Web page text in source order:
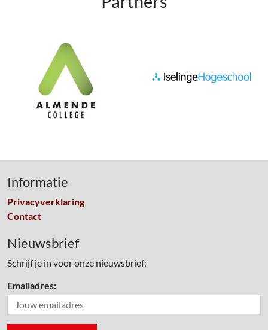
Informatie
Privacyverklaring
Contact
Nieuwsbrief
Schrijf je in voor onze nieuwsbrief:
Emailadres: